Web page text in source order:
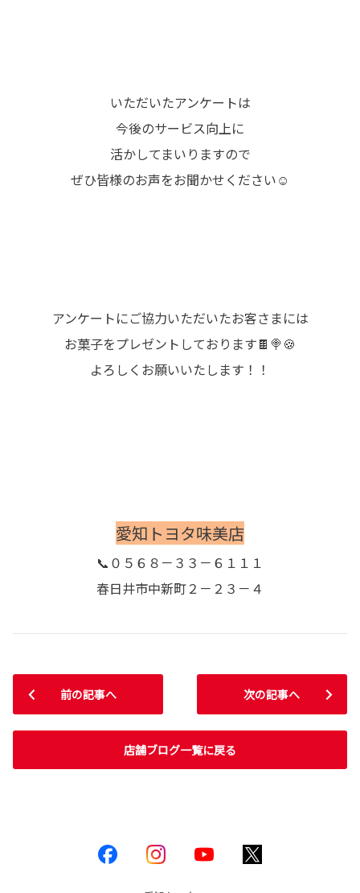
いただいたアンケートは
今後のサービス向上に
活かしてまいりますので
ぜひ皆様のお声をお聞かせください☺️
アンケートにご協力いただいたお客さまには
お菓子をプレゼントしております🍫🍭🍪
よろしくお願いいたします！！
愛知トヨタ味美店
📞０５６８－３３－６１１１
春日井市中新町２－２３－４
前の記事へ
店舗ブログ一覧に戻る
次の記事へ